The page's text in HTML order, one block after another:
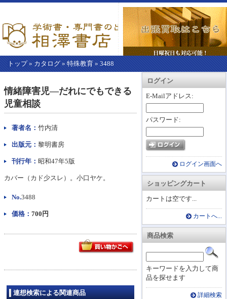
トップ» カタログ » 特殊教育 » 3488
カートを見る
ログイン
E-Mailアドレス:
パスワード:
ログイン画面へ
ショッピングカート
カートは空です...
カートへ...
商品検索
キーワードを入力して商
品を探せます
詳細検索
こ
か
ら
本
文】
情緒障害児―だれにでもできる
児童相談
著者名： 竹内清
出版元： 黎明書房
刊行年： 昭和47年5版
カバー（カド少スレ）。小口ヤケ。
No.3488
価格： 700円
連想検索による関連商品